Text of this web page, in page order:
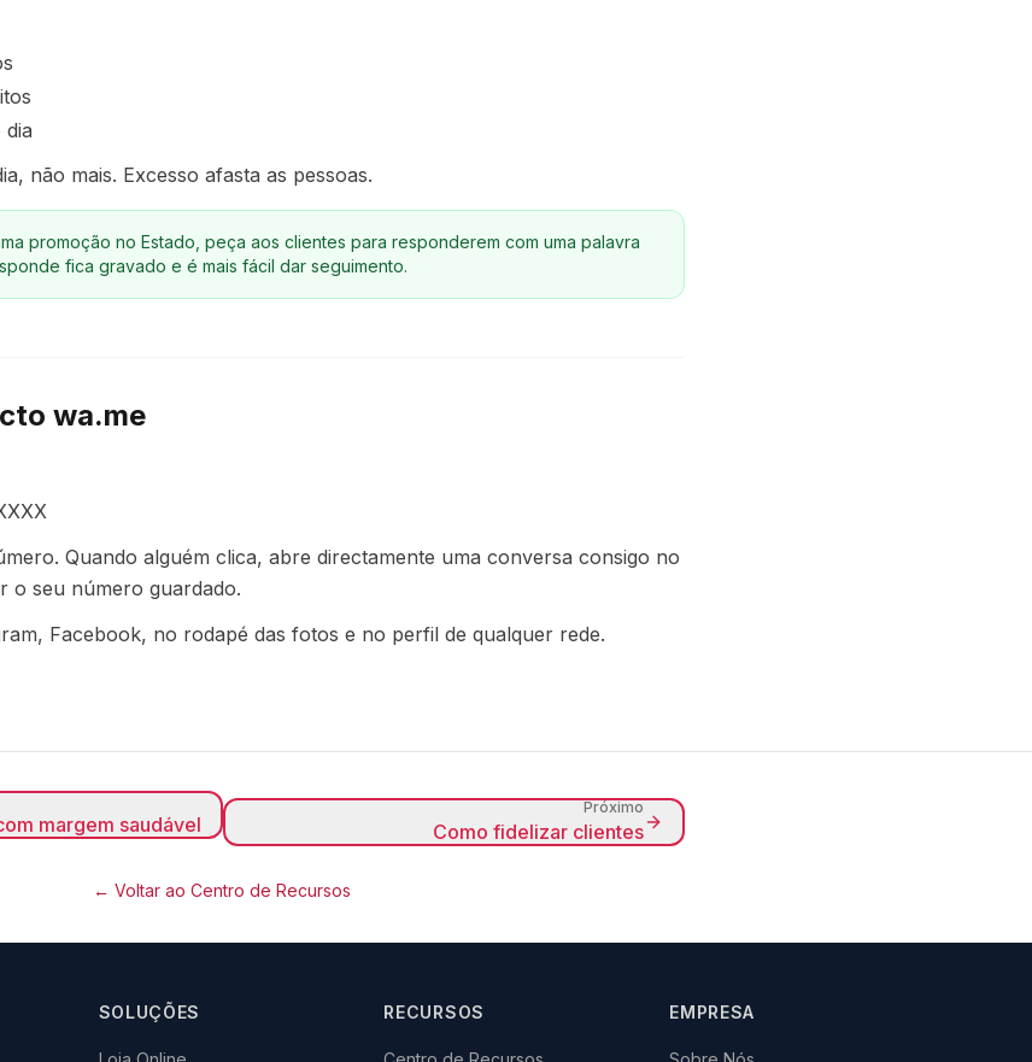
não mais. Excesso afasta as pessoas.
promoção no Estado, peça aos clientes para responderem com uma palavra
fica gravado e é mais fácil dar seguimento.
wa.me
Quando alguém clica, abre directamente uma conversa consigo no
o seu número guardado.
Facebook, no rodapé das fotos e no perfil de qualquer rede.
margem saudável
Próximo
Como fidelizar clientes
← Voltar ao Centro de Recursos
SOLUÇÕES RECURSOS EMPRESA